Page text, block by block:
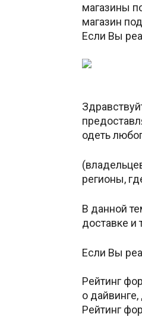
магазины
магазин
Если Вы
одеть
регионы,
В данной
доставке и
Если Вы
Рейтинг
о дайвинге,
Рейтинг